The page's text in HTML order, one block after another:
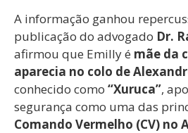
A informação ganhou
publicação do advogado Dr.
afirmou que Emilly é mãe da
aparecia no colo de
conhecido como “Xuruca”,
segurança como uma das
Comando Vermelho (CV) no